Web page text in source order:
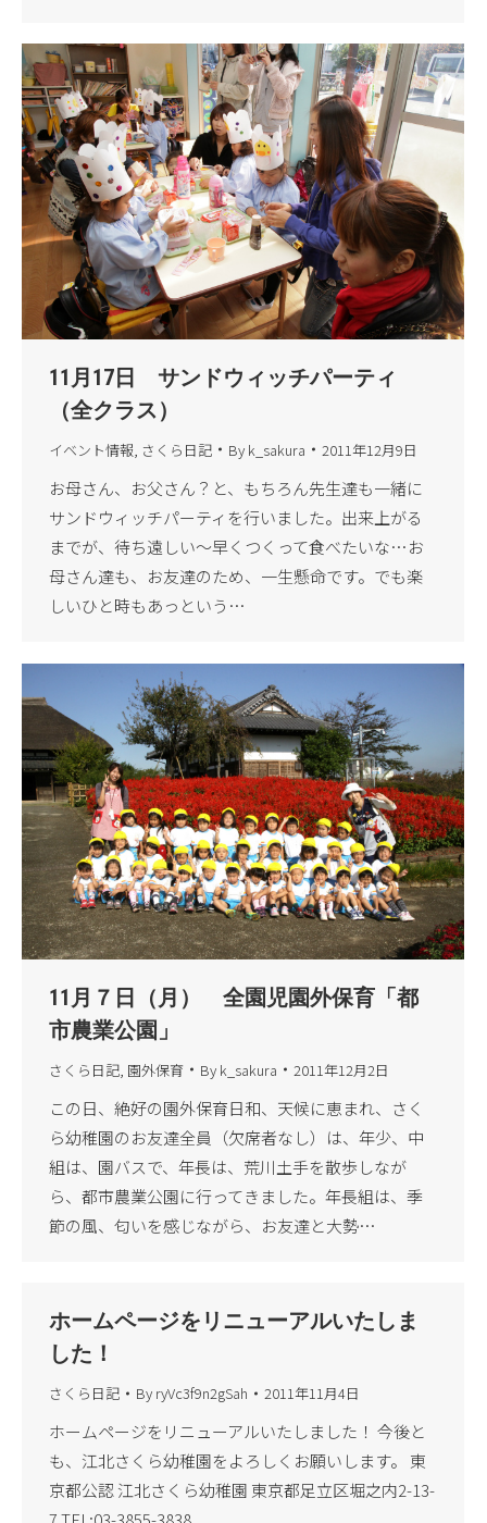
11月17日 サンドウィッチパーティ
（全クラス）
イベント情報 さくら日記 By k_sakura 2011年12月9日
お母さん、お父さん？と、もちろん先生達も一緒に
サンドウィッチパーティを行いました。出来上がる
までが、待ち遠しい～早くつくって食べたいな…お
母さん達も、お友達のため、一生懸命です。でも楽
しいひと時もあっという…
11月７日（月） 全園児園外保育「都
市農業公園」
さくら日記 園外保育 By k_sakura 2011年12月2日
この日、絶好の園外保育日和、天候に恵まれ、さく
ら幼稚園のお友達全員（欠席者なし）は、年少、中
組は、園バスで、年長は、荒川土手を散歩しなが
ら、都市農業公園に行ってきました。年長組は、季
節の風、匂いを感じながら、お友達と大勢…
ホームページをリニューアルいたしま
した！
さくら日記 By ryVc3f9n2gSah 2011年11月4日
ホームページをリニューアルいたしました！ 今後と
も、江北さくら幼稚園をよろしくお願いします。 東
京都公認 江北さくら幼稚園 東京都足立区堀之内2-13-